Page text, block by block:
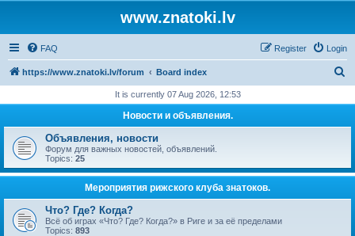
www.znatoki.lv
FAQ Login
Register
https://www.znatoki.lv/forum Board index
r
h
It is currently 07 Aug 2026, 12:53
Новости и объявления.
Объявления, новости
Форум для важных новостей, объявлений.
Topics: 25
Мероприятия рижского клуба знатоков.
Что? Где? Когда?
Всё об играх «Что? Где? Когда?» в Риге и за её пределами
Topics: 893